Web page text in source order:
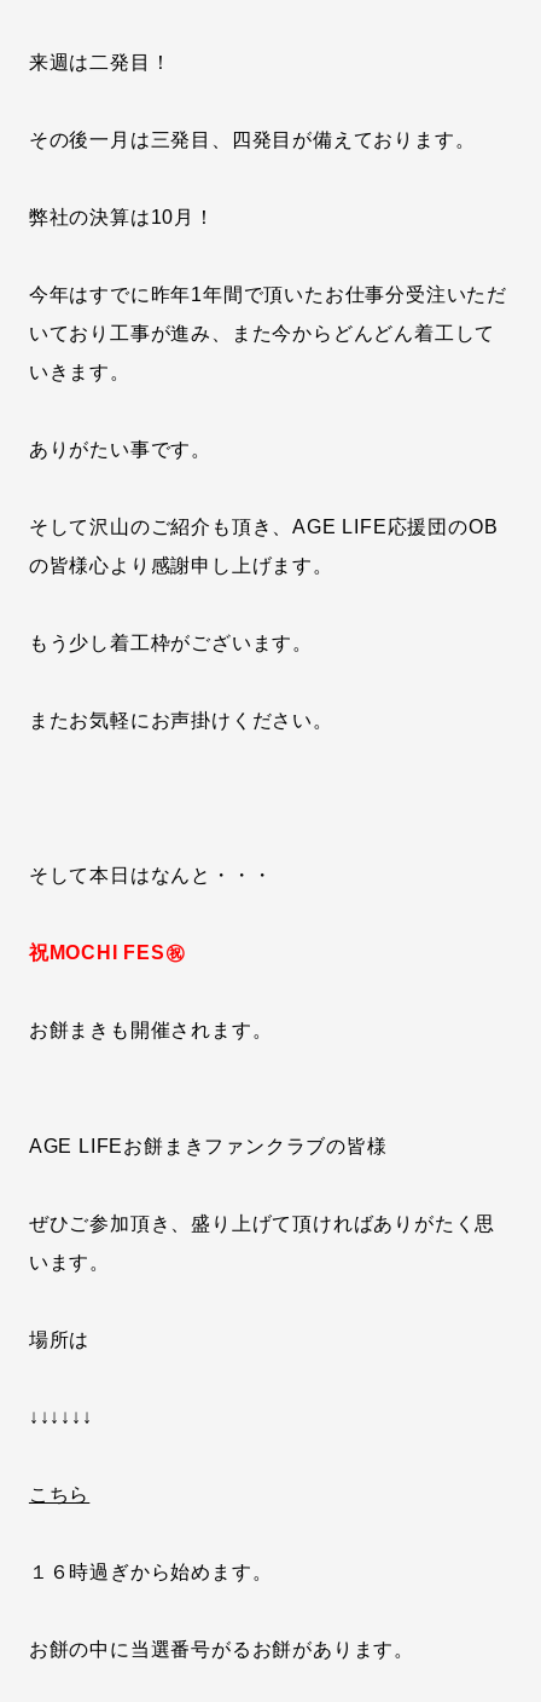
来週は二発目！
その後一月は三発目、四発目が備えております。
弊社の決算は10月！
今年はすでに昨年1年間で頂いたお仕事分受注いただ
いており工事が進み、また今からどんどん着工して
いきます。
ありがたい事です。
そして沢山のご紹介も頂き、AGE LIFE応援団のOB
の皆様心より感謝申し上げます。
もう少し着工枠がございます。
またお気軽にお声掛けください。
そして本日はなんと・・・
祝MOCHI FES㊗
お餅まきも開催されます。
AGE LIFEお餅まきファンクラブの皆様
ぜひご参加頂き、盛り上げて頂ければありがたく思
います。
場所は
↓↓↓↓↓↓
こちら
１６時過ぎから始めます。
お餅の中に当選番号がるお餅があります。